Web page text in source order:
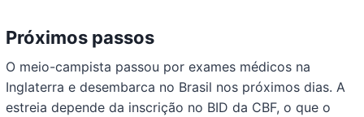
Próximos passos
O meio-campista passou por exames médicos na
Inglaterra e desembarca no Brasil nos próximos dias. A
estreia depende da inscrição no BID da CBF, o que o